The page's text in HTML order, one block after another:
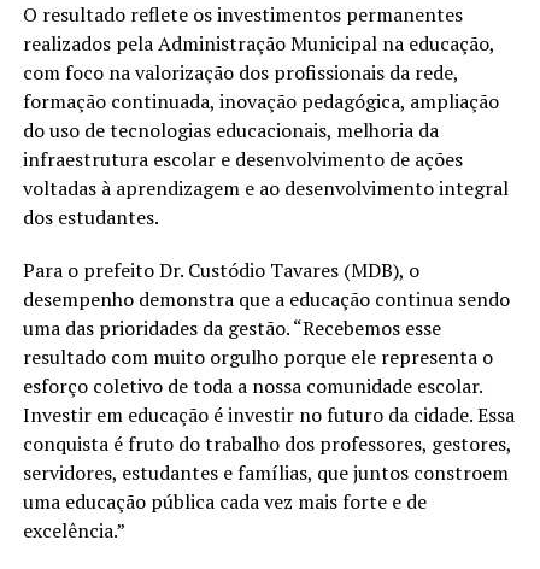
O resultado reflete os investimentos permanentes
realizados pela Administração Municipal na educação,
com foco na valorização dos profissionais da rede,
formação continuada, inovação pedagógica, ampliação
do uso de tecnologias educacionais, melhoria da
infraestrutura escolar e desenvolvimento de ações
voltadas à aprendizagem e ao desenvolvimento integral
dos estudantes.
Para o prefeito Dr. Custódio Tavares (MDB), o
desempenho demonstra que a educação continua sendo
uma das prioridades da gestão. “Recebemos esse
resultado com muito orgulho porque ele representa o
esforço coletivo de toda a nossa comunidade escolar.
Investir em educação é investir no futuro da cidade. Essa
conquista é fruto do trabalho dos professores, gestores,
servidores, estudantes e famílias, que juntos constroem
uma educação pública cada vez mais forte e de
excelência.”